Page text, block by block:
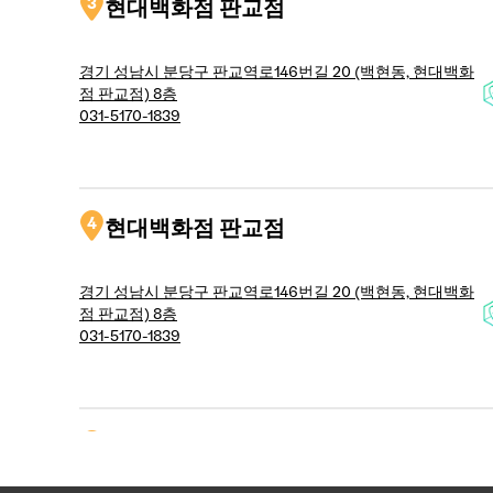
현대백화점 판교점
경기 성남시 분당구 판교역로146번길 20 (백현동, 현대백화
점 판교점) 8층
031-5170-1839
4 현대백화점 판교점
경기 성남시 분당구 판교역로146번길 20 (백현동, 현대백화
점 판교점) 8층
031-5170-1839